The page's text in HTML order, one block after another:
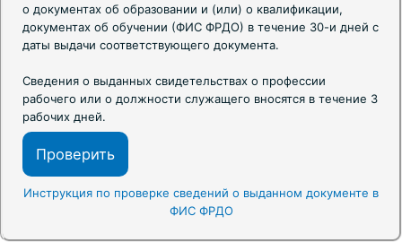
о документах об образовании и (или) о квалификации,
документах об обучении (ФИС ФРДО) в течение 30-и дней с
даты выдачи соответствующего документа.
Сведения о выданных свидетельствах о профессии
рабочего или о должности служащего вносятся в течение 3
рабочих дней.
Проверить
Инструкция по проверке сведений о выданном документе в
ФИС ФРДО